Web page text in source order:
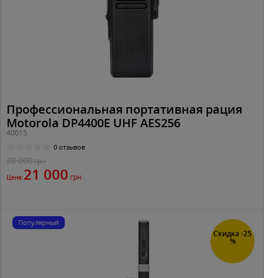
Профессиональная портативная рация
Motorola DP4400E UHF AES256
40015
0 отзывов
28 000грн
Цена:21 000 грн
Скидка -25
%
Популярный